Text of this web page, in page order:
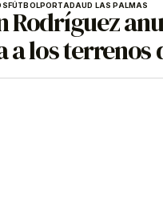
FÚTBOLPORTADAUD LAS PALMAS
Rodríguez
a los terrenos